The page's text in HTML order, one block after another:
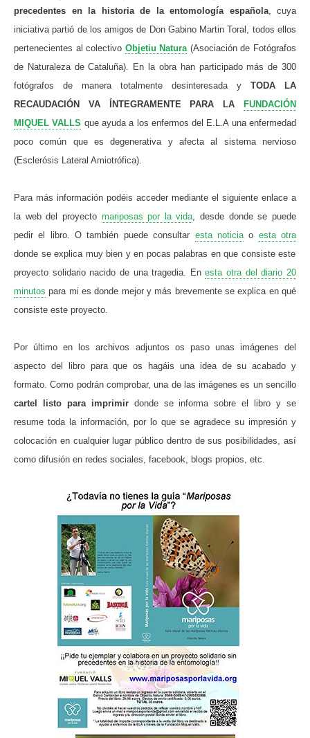
precedentes en la historia de la entomología española, cuya
iniciativa partió de los amigos de Don Gabino Martin Toral, todos ellos
pertenecientes al colectivo Objetiu Natura (Asociación de Fotógrafos
de Naturaleza de Cataluña). En la obra han participado más de 300
fotógrafos de manera totalmente desinteresada y TODA LA
RECAUDACIÓN VA ÍNTEGRAMENTE PARA LA
FUNDACIÓN
MIQUEL VALLS que ayuda a los enfermos del E.L.A una enfermedad
poco común que es degenerativa y afecta al sistema nervioso
(Esclerósis Lateral Amiotrófica).
Para más información podéis acceder mediante el siguiente enlace a
la web del proyecto mariposas por la vida, desde donde se puede
pedir el libro. O también puede consultar esta noticiao esta otra
donde se explica muy bien y en pocas palabras en que consiste este
proyecto solidario nacido de una tragedia. Enesta otra del diario 20
minutos para mi es donde mejor y más brevemente se explica en qué
consiste este proyecto.
Por último en los archivos adjuntos os paso unas imágenes del
aspecto del libro para que os hagáis una idea de su acabado y
formato. Como podrán comprobar, una de las imágenes es un sencillo
cartel listo para imprimirdonde se informa sobre el libro y se
resume toda la información, por lo que se agradece su impresión y
colocación en cualquier lugar público dentro de sus posibilidades, así
como difusión en redes sociales, facebook, blogs propios, etc.